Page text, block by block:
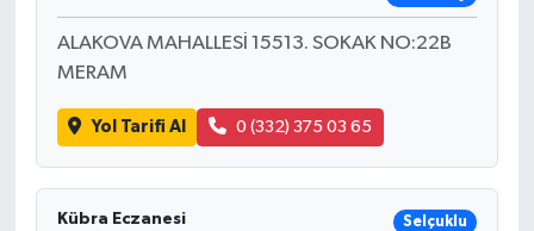
ALAKOVA MAHALLESİ 15513. SOKAK NO:22B
MERAM
Yol Tarifi Al 0 (332) 375 03 65
Kübra Eczanesi Selçuklu